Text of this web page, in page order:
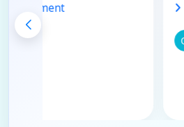
Department
Faculty